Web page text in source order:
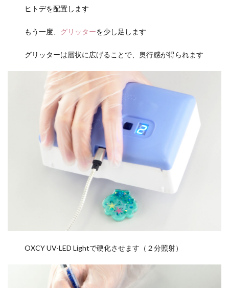
ヒトデを配置します
もう一度、 グリッターを少し足します
グリッターは層状に広げることで、奥行感が得られます
OXCY UV-LED Lightで硬化させます（２分照射）